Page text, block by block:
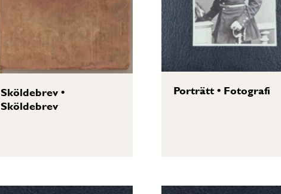
Sköldebrev•
Sköldebrev
Porträtt• Fotografi